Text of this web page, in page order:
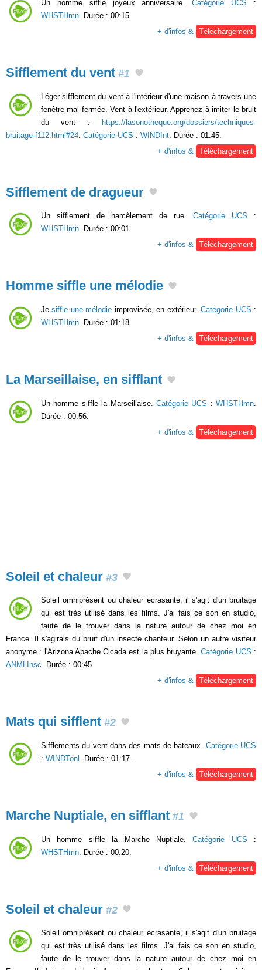
Un homme siffle joyeux anniversaire.Catégorie UCS :
WHSTHmn . Durée : 00:15.
+ d'infos &
Téléchargement
Sifflement du vent #1
Léger sifflement du vent à l'intérieur d'une maison à travers une
fenêtre mal fermée. Vent à l'extérieur. Apprenez à imiter le bruit
du vent : https://lasonotheque.org/dossiers/techniques-
bruitage-f112.html#24 Catégorie UCS : WINDInt . Durée : 01:45.
+ d'infos &
Téléchargement
Sifflement de dragueur
Un sifflement de harcèlement de rue. Catégorie UCS :
WHSTHmn. Durée : 00:01.
+ d'infos & Téléchargement
Homme siffle une mélodie
Jesiffle une mélodie improvisée, en extérieur.Catégorie UCS :
WHSTHmn . Durée : 01:18.
+ d'infos &
Téléchargement
La Marseillaise, en sifflant
Un homme siffle la Marseillaise. Catégorie UCS : WHSTHmn
Durée : 00:56.
+ d'infos &
Téléchargement
Soleil et chaleur #3
Soleil omniprésent ou chaleur écrasante, il s'agit d'un bruitage
qui est très utilisé dans les films. J'ai fais ce son en studio,
faute de le trouver dans la nature autour de chez moi en
France. Il s'agirais du bruit d'un insecte chanteur. Selon un autre visiteur
anonyme : l'Arizona Apache Cicada est la plus bruyante.Catégorie UCS :
ANMLInsc. Durée : 00:45.
+ d'infos & Téléchargement
Mats qui sifflent #2
Sifflements du vent dans des mats de bateaux. Catégorie UCS
: WINDTonl
. Durée : 01:17.
+ d'infos &
Téléchargement
Marche Nuptiale, en sifflant #1
Un homme siffle la Marche Nuptiale.Catégorie UCS :
WHSTHmn . Durée : 00:20.
+ d'infos &
Téléchargement
Soleil et chaleur #2
Soleil omniprésent ou chaleur écrasante, il s'agit d'un bruitage
qui est très utilisé dans les films. J'ai fais ce son en studio,
faute de le trouver dans la nature autour de chez moi en